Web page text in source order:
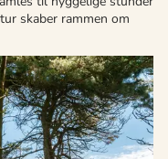
skaber rammen om